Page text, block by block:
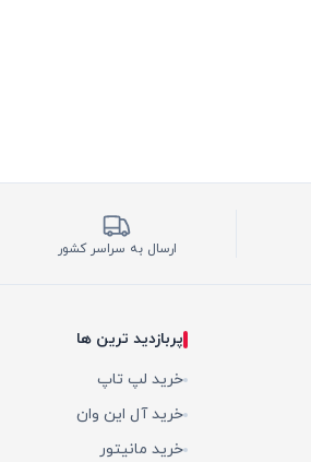
ارسال به سراسر کشور
پربازدید ترین ها
خرید لپ تاپ
خرید آل این وان
خرید مانیتور